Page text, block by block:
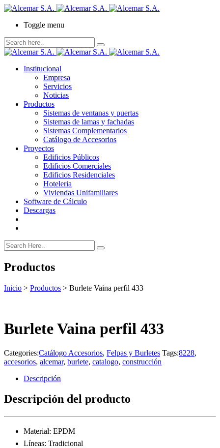
Toggle menu
Institucional
Empresa
Servicios
Noticias
Productos
Sistemas de ventanas y puertas
Sistemas de lamas y fachadas
Sistemas Complementarios
Catálogo de Accesorios
Proyectos
Edificios Públicos
Edificios Comerciales
Edificios Residenciales
Hoteleria
Viviendas Unifamiliares
Software de Cálculo
Descargas
Productos
Inicio > Productos > Burlete Vaina perfil 433
Burlete Vaina perfil 433
Categories:Catálogo Accesorios, Felpas y Burletes Tags:8228,
accesorios, alcemar, burlete, catalogo, construcción
Descripción
Descripción del producto
Material: EPDM
Líneas: Tradicional